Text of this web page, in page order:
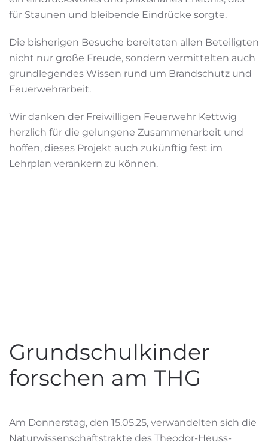
für Staunen und bleibende Eindrücke sorgte.
Die bisherigen Besuche bereiteten allen Beteiligten
nicht nur große Freude, sondern vermittelten auch
grundlegendes Wissen rund um Brandschutz und
Feuerwehrarbeit.
Wir danken der Freiwilligen Feuerwehr Kettwig
herzlich für die gelungene Zusammenarbeit und
hoffen, dieses Projekt auch zukünftig fest im
Lehrplan verankern zu können.
Grundschulkinder
forschen am THG
Am Donnerstag, den 15.05.25, verwandelten sich die
Naturwissenschaftstrakte des Theodor-Heuss-